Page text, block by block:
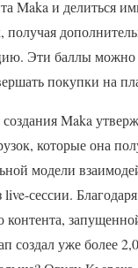
Maka и делиться
получая
Эти баллы можно
покупки на
Maka
которые она
модели
live-сессии.
контента,
создал уже более